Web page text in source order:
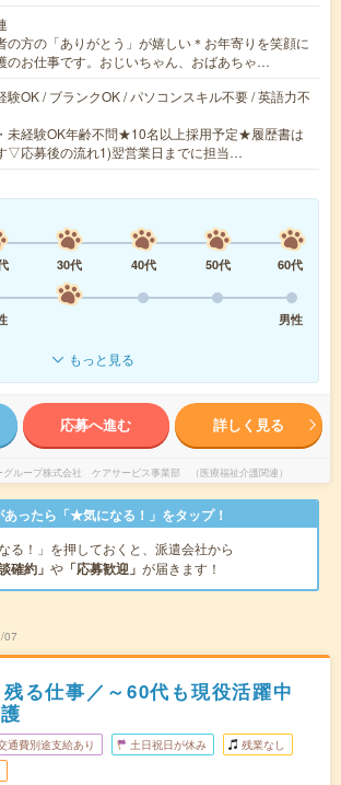
の方の「ありがとう」が嬉しい＊お年寄りを笑顔に
のお仕事です。おじいちゃん、おばあちゃ…
験OK / ブランクOK / パソコンスキル不要 / 英語力不
未経験OK年齢不問★10名以上採用予定★履歴書は
▽応募後の流れ1)翌営業日までに担当…
30代 40代 50代
60代
男性
もっと見る
応募へ進む 詳しく見る
グループ株式会社 ケアサービス事業部 （医療福祉介護関連）
あったら「★気になる！」をタップ！
なる！」を押しておくと、派遣会社から
確約」 や 「応募歓迎」 が届きます！
07
る仕事／～60代も現役活躍中
通費別途支給あり 土日祝日が休み 残業なし